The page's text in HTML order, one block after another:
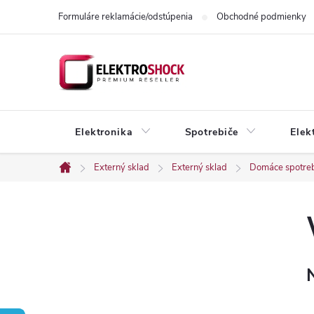
Formuláre reklamácie/odstúpenia Obchodné podmienky
Elektronika Spotrebiče
Domov
Externý sklad Externý sklad Domáce